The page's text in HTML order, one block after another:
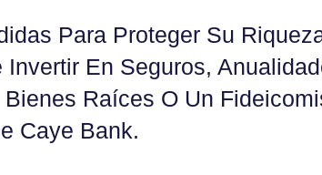
Para Proteger Su
Invertir En Seguros,
Raíces O Un
Caye Bank.